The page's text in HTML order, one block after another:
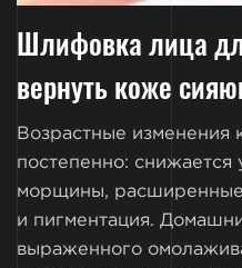
Шлифовка лица
вернуть коже
Возрастные изменения
постепенно: снижается
морщины,
и пигментация.
выраженного